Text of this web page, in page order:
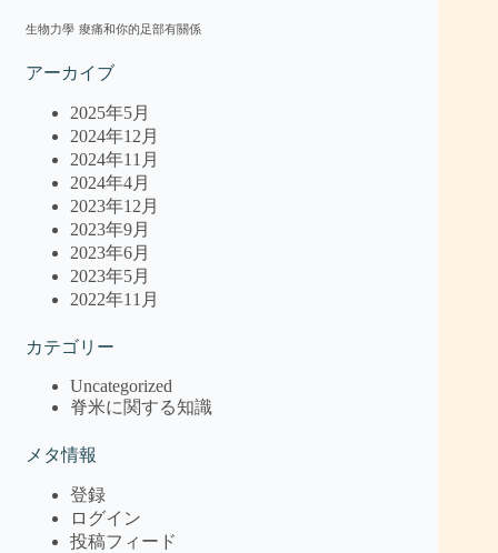
生物力學 痠痛和你的足部有關係
アーカイブ
2025年5月
2024年12月
2024年11月
2024年4月
2023年12月
2023年9月
2023年6月
2023年5月
2022年11月
カテゴリー
Uncategorized
脊米に関する知識
メタ情報
登録
ログイン
投稿フィード